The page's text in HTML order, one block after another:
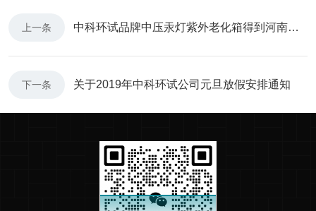
上一条 中科环试品牌中压汞灯紫外老化箱得到河南省质检院青睐
下一条 关于2019年中科环试公司元旦放假安排通知